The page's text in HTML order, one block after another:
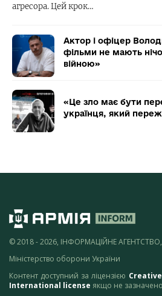
агресора. Цей крок…
Актор і офіцер
фільми не мають
війною»
«Це зло має бути
українця, який
© 2018 - 2026, ІНФОРМАЦІЙНЕ АГЕНТСТВО,
Міністерство оборони України
Контент доступний за ліцензією
International license якщо не